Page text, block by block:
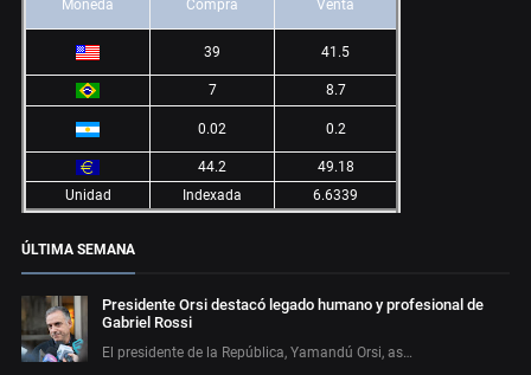
Moneda Compra Venta
39 41.5
7 8.7
0.02 0.2
44.2
49.18
Unidad
Indexada 6.6339
ÚLTIMA SEMANA
Presidente Orsi destacó legado humano y profesional de
Gabriel Rossi
El presidente de la República, Yamandú Orsi, as…